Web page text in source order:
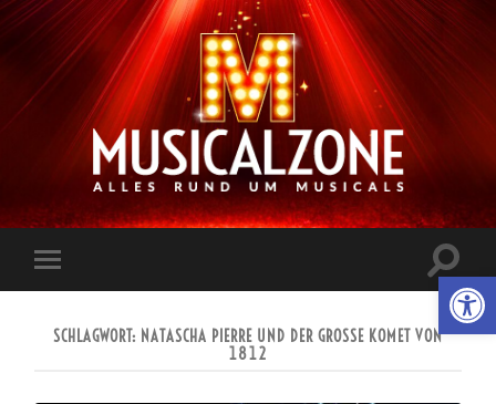
Musicalzone.de
Mobile-
Menü
ein-/
SCHLAGWORT: NATASCHA PIERRE UND DER GROSSE KOMET VON 1
812